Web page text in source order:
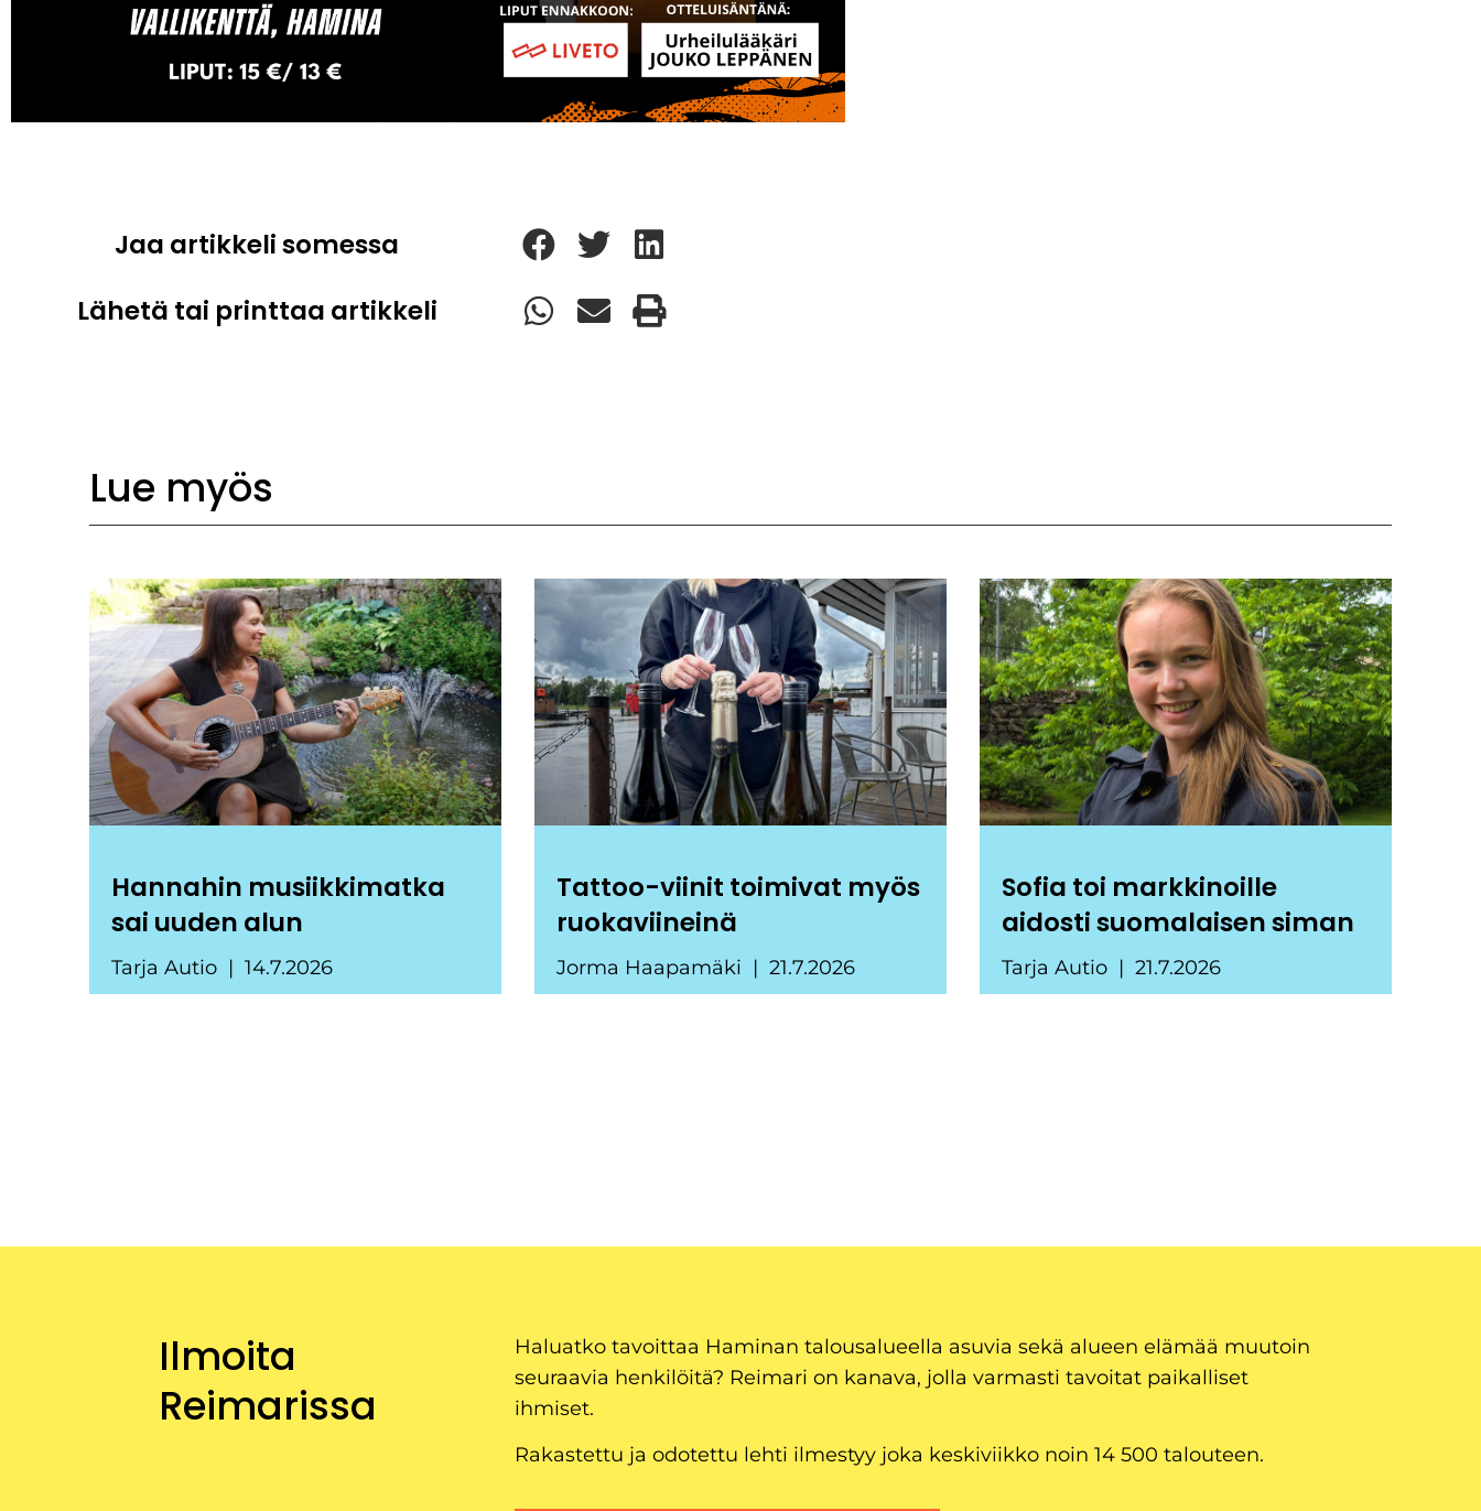
Jaa artikkeli somessa
Lähetä tai printtaa artikkeli
Lue myös
Hannahin musiikkimatka
sai uuden alun
Tarja Autio 14.7.2026
Tattoo-viinit toimivat myös
ruokaviineinä
Jorma Haapamäki 21.7.2026
Sofia toi markkinoille
aidosti suomalaisen siman
Tarja Autio 21.7.2026
Ilmoita
Reimarissa
Haluatko tavoittaa Haminan talousalueella asuvia sekä alueen elämää muutoin
seuraavia henkilöitä? Reimari on kanava, jolla varmasti tavoitat paikalliset
ihmiset.
Rakastettu ja odotettu lehti ilmestyy joka keskiviikko noin 14 500 talouteen.